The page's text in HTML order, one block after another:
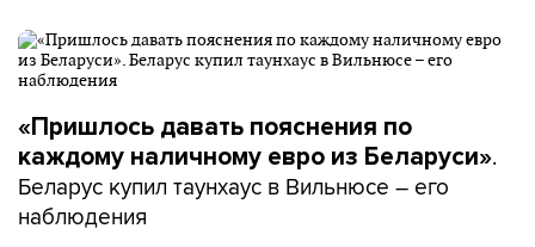
«Пришлось давать пояснения по
каждому наличному евро из Беларуси».
Беларус купил таунхаус в Вильнюсе – его
наблюдения